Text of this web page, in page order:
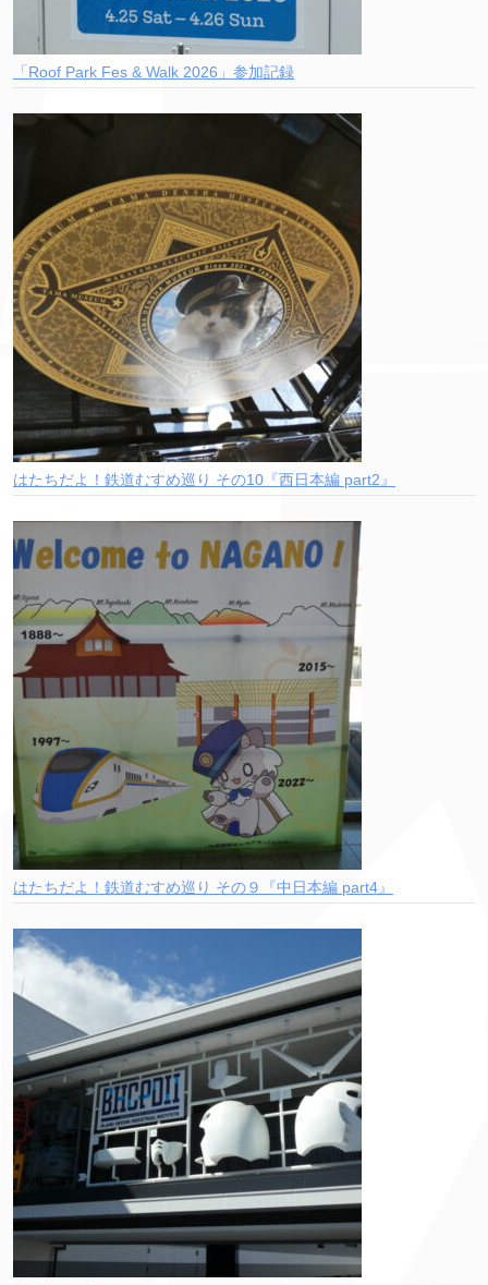
「Roof Park Fes & Walk 2026」参加記録
はたちだよ！鉄道むすめ巡り その10『西日本編 part2』
はたちだよ！鉄道むすめ巡り その９『中日本編 part4』